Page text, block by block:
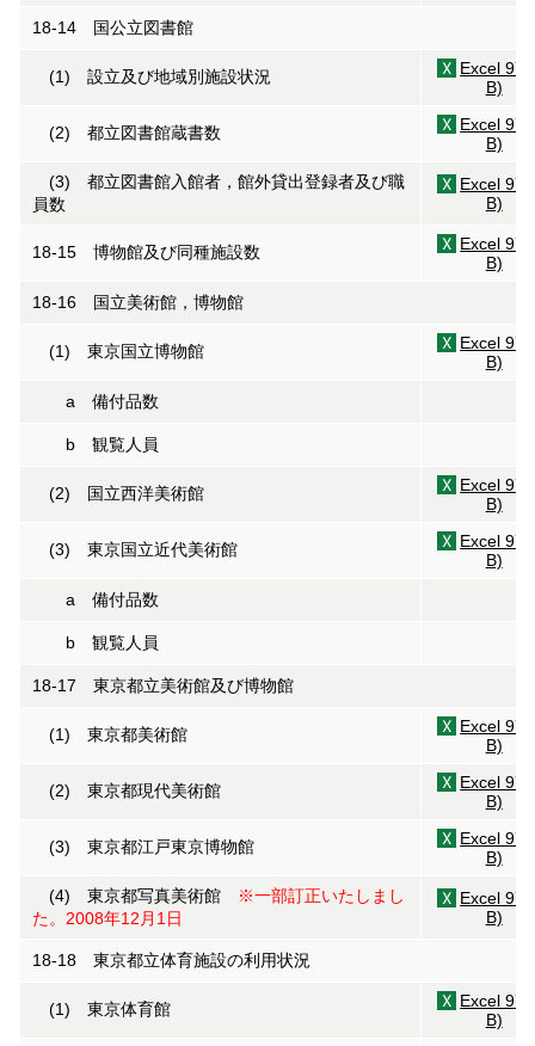
18-14 国公立図書館
(1) 設立及び地域別施設状況
Excel
B)
(2) 都立図書館蔵書数
Excel
B)
(3) 都立図書館入館者，館外貸出登録者及び職
員数
Excel
B)
18-15 博物館及び同種施設数
Excel
B)
18-16 国立美術館，博物館
(1) 東京国立博物館
Excel
B)
a 備付品数
b 観覧人員
(2) 国立西洋美術館
Excel
B)
(3) 東京国立近代美術館
Excel
B)
a 備付品数
b 観覧人員
18-17 東京都立美術館及び博物館
(1) 東京都美術館
Excel
B)
(2) 東京都現代美術館
Excel
B)
(3) 東京都江戸東京博物館
Excel
B)
(4) 東京都写真美術館※一部訂正いたしまし
た。2008年12月1日
Excel
B)
18-18 東京都立体育施設の利用状況
(1) 東京体育館
Excel
B)